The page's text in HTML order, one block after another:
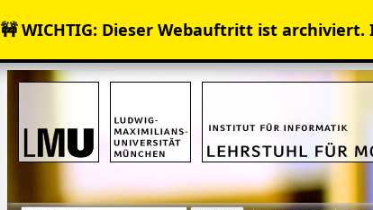
🚧 WICHTIG: Dieser Webauftritt ist